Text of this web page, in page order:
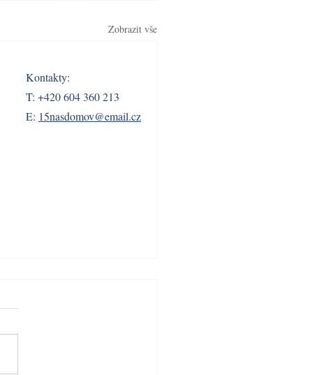
Zobrazit vše
Kontakty:
T: +420 604 360 213
E: 15nasdomov@email.cz